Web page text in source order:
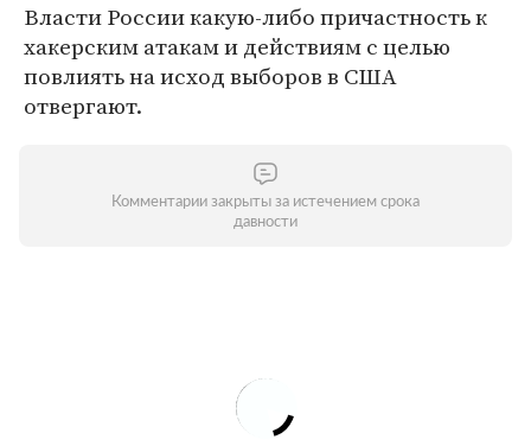
Власти России какую-либо причастность к
хакерским атакам и действиям с целью
повлиять на исход выборов в США
отвергают.
Комментарии закрыты за истечением срока
давности